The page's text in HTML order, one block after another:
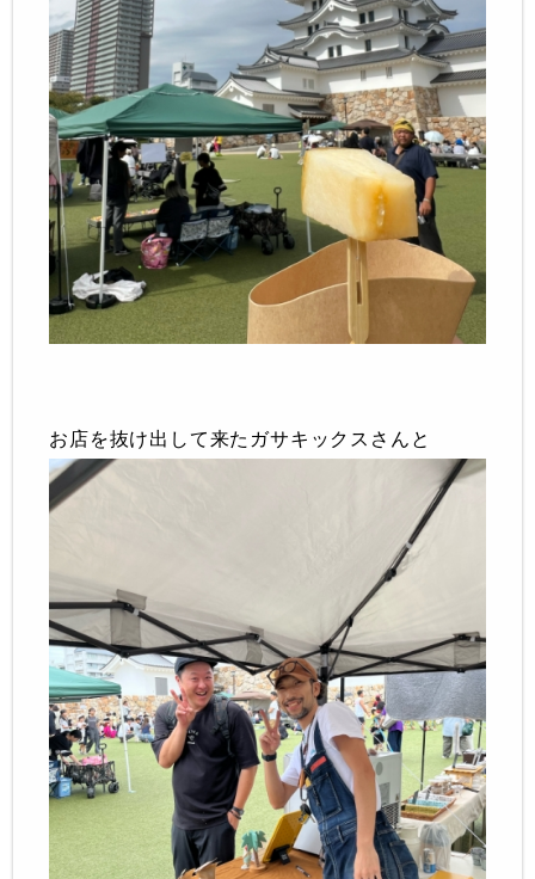
お店を抜け出して来たガサキックスさんと